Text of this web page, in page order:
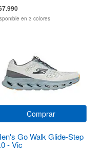
en 3 colores
Comprar
Go Walk Glide-Step
- Vic